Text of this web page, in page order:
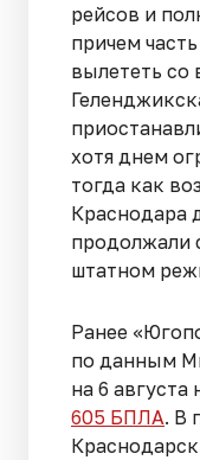
рейсов и
причем
вылететь со
хотя днем
тогда как
Краснодара
продолжали
штатном
Ранее
по данным
на 6 августа
605 БПЛА. В